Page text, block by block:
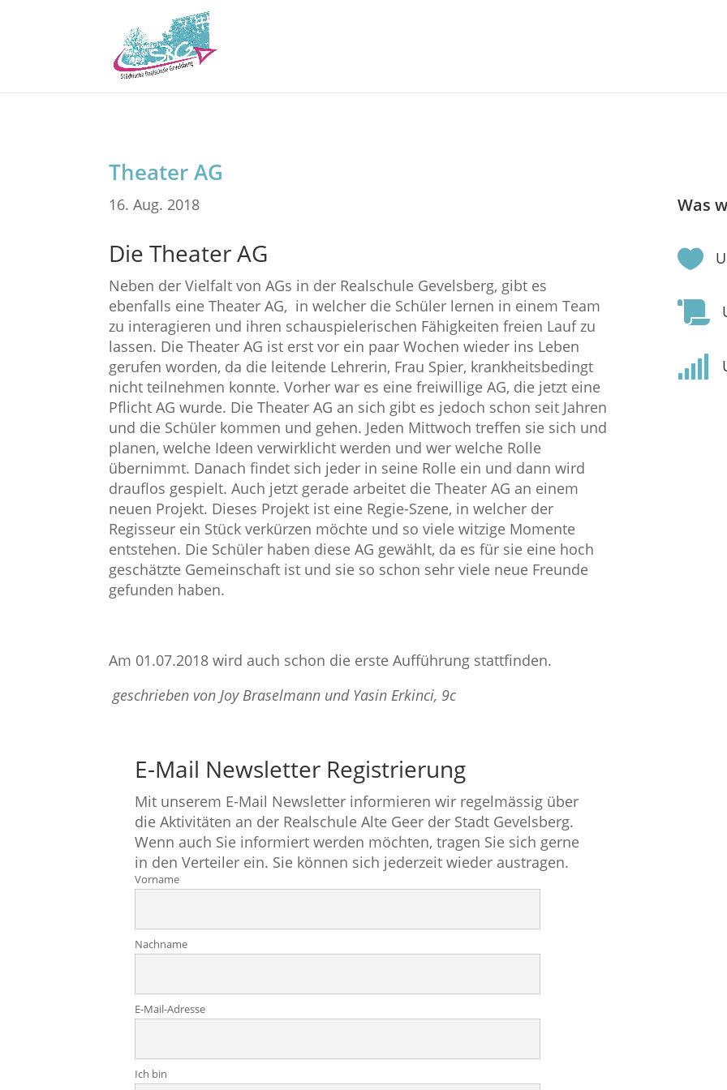
Theater AG
16. Aug. 2018
Die Theater AG
Neben der Vielfalt von AGs in der Realschule Gevelsberg, gibt es
ebenfalls eine Theater AG, in welcher die Schüler lernen in einem Team
zu interagieren und ihren schauspielerischen Fähigkeiten freien Lauf zu
lassen. Die Theater AG ist erst vor ein paar Wochen wieder ins Leben
gerufen worden, da die leitende Lehrerin, Frau Spier, krankheitsbedingt
nicht teilnehmen konnte. Vorher war es eine freiwillige AG, die jetzt eine
Pflicht AG wurde. Die Theater AG an sich gibt es jedoch schon seit Jahren
und die Schüler kommen und gehen. Jeden Mittwoch treffen sie sich und
planen, welche Ideen verwirklicht werden und wer welche Rolle
übernimmt. Danach findet sich jeder in seine Rolle ein und dann wird
drauflos gespielt. Auch jetzt gerade arbeitet die Theater AG an einem
neuen Projekt. Dieses Projekt ist eine Regie-Szene, in welcher der
Regisseur ein Stück verkürzen möchte und so viele witzige Momente
entstehen. Die Schüler haben diese AG gewählt, da es für sie eine hoch
geschätzte Gemeinschaft ist und sie so schon sehr viele neue Freunde
gefunden haben.
Am 01.07.2018 wird auch schon die erste Aufführung stattfinden.
geschrieben von Joy Braselmann und Yasin Erkinci, 9c
E-Mail Newsletter Registrierung
Mit unserem E-Mail Newsletter informieren wir regelmässig über
die Aktivitäten an der Realschule Alte Geer der Stadt Gevelsberg.
Wenn auch Sie informiert werden möchten, tragen Sie sich gerne
in den Verteiler ein. Sie können sich jederzeit wieder austragen.
Vorname
Nachname
E-Mail-Adresse
Ich bin
Was


